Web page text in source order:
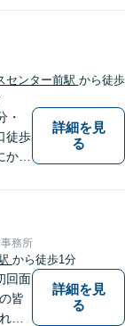
センター前駅 から徒歩
・
徒歩
く
解
】
頼
法
詳細を見
る
務所
から徒歩1分
回面
皆
る
詳細を見
る